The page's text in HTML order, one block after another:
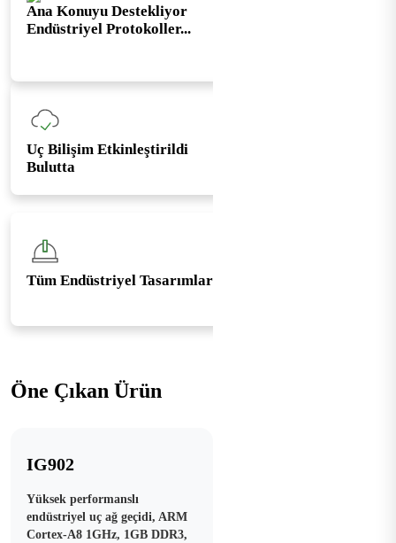
Ana Konuyu Destekliyor
Endüstriyel Protokoller...
Uç Bilişim Etkinleştirildi
Bulutta
Tüm Endüstriyel Tasarımlar
Öne Çıkan Ürün
IG902
Yüksek performanslı
endüstriyel uç ağ geçidi, ARM
Cortex-A8 1GHz, 1GB DDR3,